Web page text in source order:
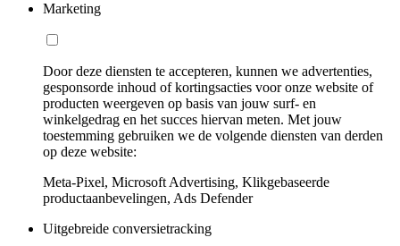
Marketing
Door deze diensten te accepteren, kunnen we advertenties,
gesponsorde inhoud of kortingsacties voor onze website of
producten weergeven op basis van jouw surf- en
winkelgedrag en het succes hiervan meten. Met jouw
toestemming gebruiken we de volgende diensten van derden
op deze website:
Meta-Pixel, Microsoft Advertising, Klikgebaseerde
productaanbevelingen, Ads Defender
Uitgebreide conversietracking